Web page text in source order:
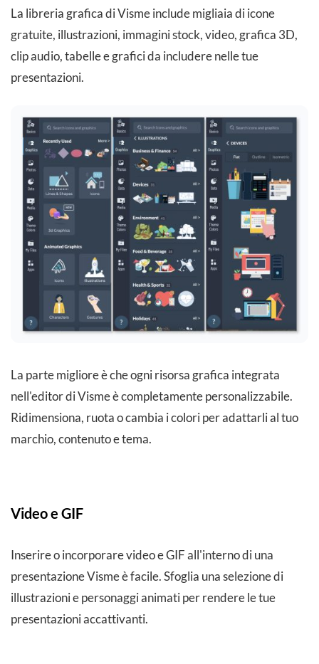
La libreria grafica di Visme include migliaia di icone
gratuite, illustrazioni, immagini stock, video, grafica 3D,
clip audio, tabelle e grafici da includere nelle tue
presentazioni.
La parte migliore è che ogni risorsa grafica integrata
nell'editor di Visme è completamente personalizzabile.
Ridimensiona, ruota o cambia i colori per adattarli al tuo
marchio, contenuto e tema.
Video e GIF
Inserire o incorporare video e GIF all'interno di una
presentazione Visme è facile. Sfoglia una selezione di
illustrazioni e personaggi animati per rendere le tue
presentazioni accattivanti.